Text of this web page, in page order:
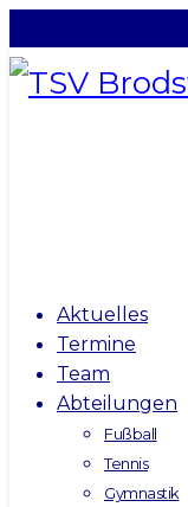
Aktuelles
Termine
Team
Abteilungen
Fußball
Tennis
Gymnastik